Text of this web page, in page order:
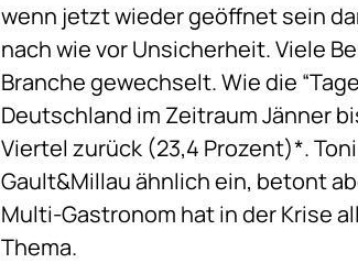
wenn jetzt wieder geöffnet sein
nach wie vor Unsicherheit. Viele
Branche gewechselt. Wie die
Deutschland im Zeitraum Jänner
Viertel zurück (23,4 Prozent)*.
Gault&Millau ähnlich ein, betont
Multi-Gastronom hat in der Krise
Thema.